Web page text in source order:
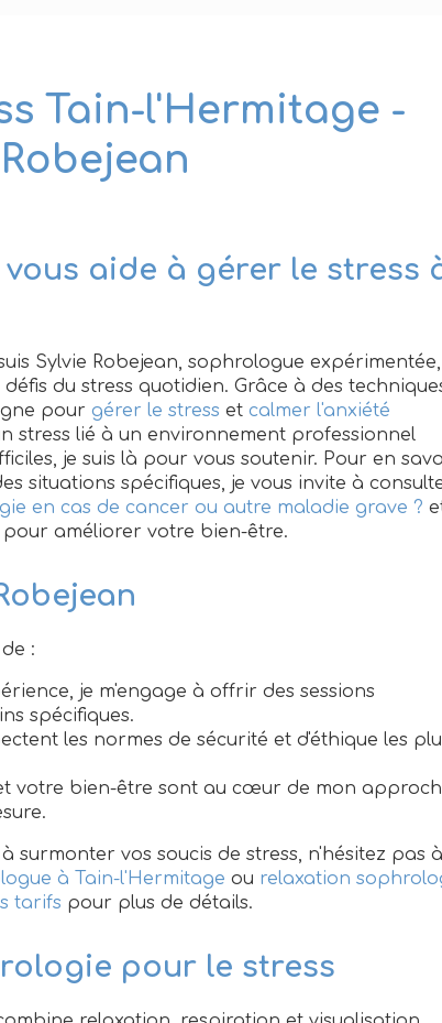
Tain-l'Hermitage -
vous aide à gérer le stress
Sylvie Robejean, sophrologue expérimentée,
du stress quotidien. Grâce à des
pour gérer le stress et calmer l'anxiété
stress lié à un environnement professionnel
je suis là pour vous soutenir. Pour en
situations spécifiques, je vous invite à
en cas de cancer ou autre maladie grave ?
améliorer votre bien-être.
:
je m'engage à offrir des sessions
spécifiques.
les normes de sécurité et d'éthique les
votre bien-être sont au cœur de mon
surmonter vos soucis de stress, n'hésitez pas à
à Tain-l'Hermitage ou relaxation
tarifs pour plus de détails.
pour le stress